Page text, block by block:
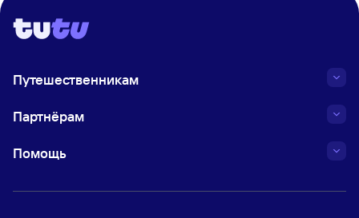
Путешественникам
Партнёрам
Помощь